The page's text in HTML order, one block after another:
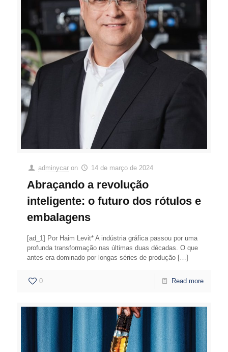
adminycar on 14 de março de 2024
Abraçando a revolução
inteligente: o futuro dos rótulos e
embalagens
[ad_1] Por Haim Levit* A indústria gráfica passou por uma
profunda transformação nas últimas duas décadas. O que
antes era dominado por longas séries de produção […]
0 Read more